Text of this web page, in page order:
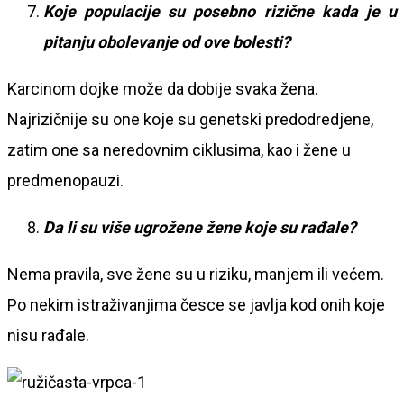
Koje populacije su posebno rizične kada je u
pitanju obolevanje od ove bolesti?
Karcinom dojke može da dobije svaka žena.
Najrizičnije su one koje su genetski predodredjene,
zatim one sa neredovnim ciklusima, kao i žene u
predmenopauzi.
Da li su više ugrožene žene koje su rađale?
Nema pravila, sve žene su u riziku, manjem ili većem.
Po nekim istraživanjima česce se javlja kod onih koje
nisu rađale.